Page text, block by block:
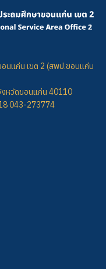
นแก่น เขต 2 (สพป.ขอนแก่น
งหวัดขอนแก่น 40110
043-273774